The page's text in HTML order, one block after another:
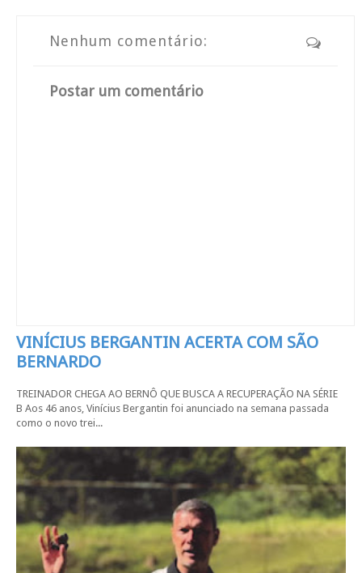
Nenhum comentário:
Postar um comentário
VINÍCIUS BERGANTIN ACERTA COM SÃO
BERNARDO
TREINADOR CHEGA AO BERNÔ QUE BUSCA A RECUPERAÇÃO NA SÉRIE
B Aos 46 anos, Vinícius Bergantin foi anunciado na semana passada
como o novo trei...